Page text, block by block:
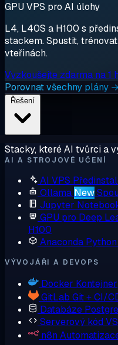
GPU VPS pro AI úlohy
L4, L40S a H100 s
stackem. Spustit,
vteřinách.
Vyzkoušejte zdarma na 1
Porovnat všechny plány →
Stacky, které AI tvůrci a
AI A STROJOVÉ UČENÍ
AI VPS
Ollama New
Jupyter
GPU pro Deep
H100
Anaconda
VÝVOJÁŘI A DEVOPS
Docker
GitLab Git + CI/
Databáze
Serverový kód
n8n